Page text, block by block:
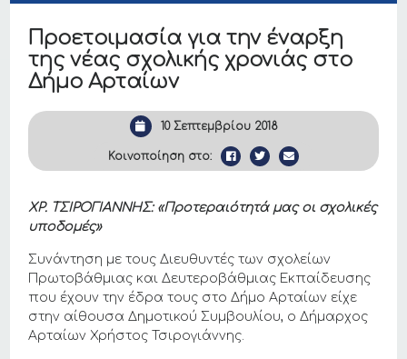
Προετοιμασία για την έναρξη
της νέας σχολικής χρονιάς στο
Δήμο Αρταίων
10 Σεπτεμβρίου 2018
Κοινοποίηση στο:
ΧΡ. ΤΣΙΡΟΓΙΑΝΝΗΣ: «Προτεραιότητά μας οι σχολικές
υποδομές»
Συνάντηση με τους Διευθυντές των σχολείων
Πρωτοβάθμιας και Δευτεροβάθμιας Εκπαίδευσης
που έχουν την έδρα τους στο Δήμο Αρταίων είχε
στην αίθουσα Δημοτικού Συμβουλίου, ο Δήμαρχος
Αρταίων Χρήστος Τσιρογιάννης.